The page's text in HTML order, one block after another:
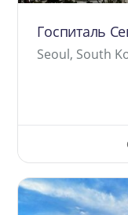
Госпиталь
Seoul, South